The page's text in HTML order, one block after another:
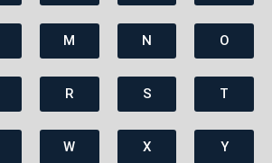
M N O
R S T
W X Y